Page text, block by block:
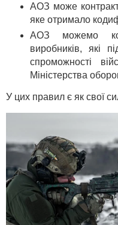
АОЗ може
яке отримало
АОЗ можемо
виробників, які
спроможності
Міністерства
У цих правил є як свої